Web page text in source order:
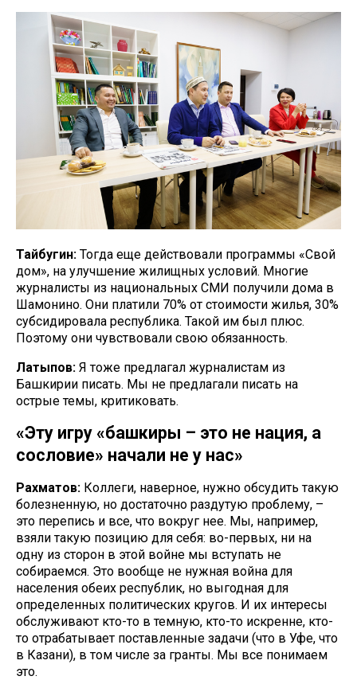
Тайбугин: Тогда еще действовали программы «Свой
дом», на улучшение жилищных условий. Многие
журналисты из национальных СМИ получили дома в
Шамонино. Они платили 70% от стоимости жилья, 30%
субсидировала республика. Такой им был плюс.
Поэтому они чувствовали свою обязанность.
Латыпов: Я тоже предлагал журналистам из
Башкирии писать. Мы не предлагали писать на
острые темы, критиковать.
«Эту игру «башкиры – это не нация, а
сословие» начали не у нас»
Рахматов: Коллеги, наверное, нужно обсудить такую
болезненную, но достаточно раздутую проблему, –
это перепись и все, что вокруг нее. Мы, например,
взяли такую позицию для себя: во-первых, ни на
одну из сторон в этой войне мы вступать не
собираемся. Это вообще не нужная война для
населения обеих республик, но выгодная для
определенных политических кругов. И их интересы
обслуживают кто-то в темную, кто-то искренне, кто-
то отрабатывает поставленные задачи (что в Уфе, что
в Казани), в том числе за гранты. Мы все понимаем
это.